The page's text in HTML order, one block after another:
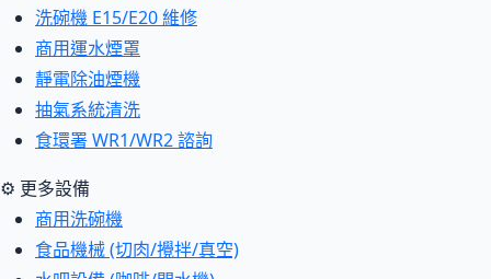
洗碗機 E15/E20 維修
商用運水煙罩
靜電除油煙機
抽氣系統清洗
食環署 WR1/WR2 諮詢
⚙ 更多設備
商用洗碗機
食品機械 (切肉/攪拌/真空)